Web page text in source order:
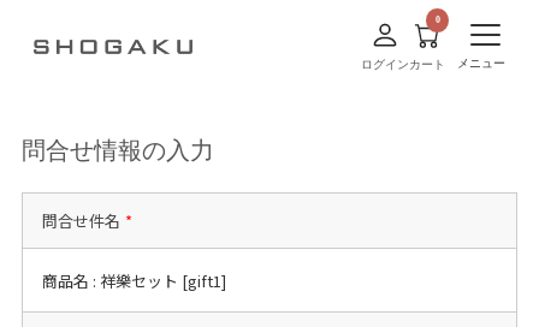
ログインカート メニュー
問合せ情報の入力
問合せ件名 *
商品名 : 祥樂セット [gift1]